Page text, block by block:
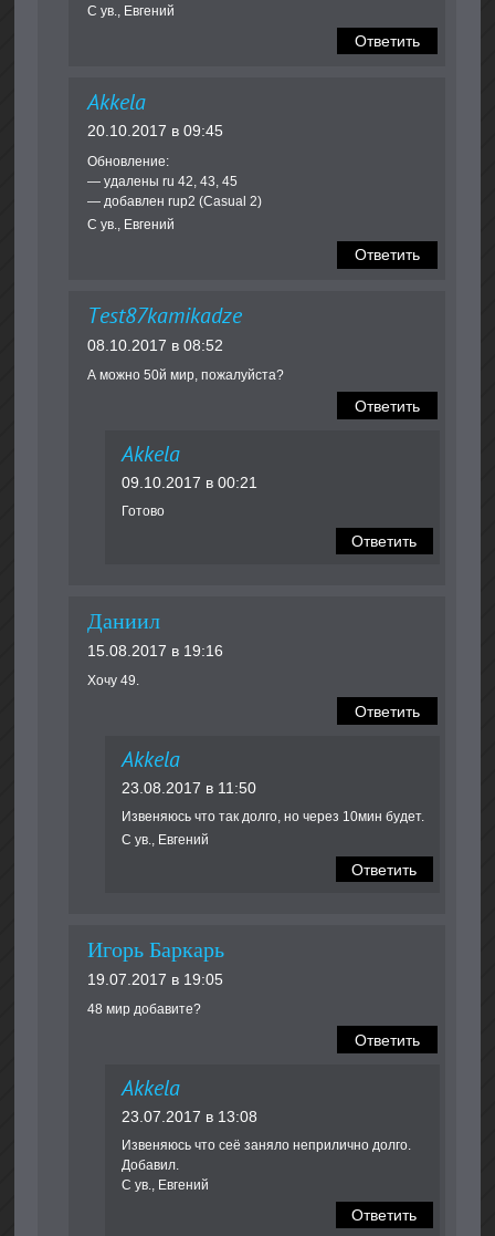
С ув., Евгений
Ответить
Akkela
20.10.2017 в 09:45
Обновление:
— удалены ru 42, 43, 45
— добавлен rup2 (Casual 2)
С ув., Евгений
Ответить
Test87kamikadze
08.10.2017 в 08:52
А можно 50й мир, пожалуйста?
Ответить
Akkela
09.10.2017 в 00:21
Готово
Ответить
Даниил
15.08.2017 в 19:16
Хочу 49.
Ответить
Akkela
23.08.2017 в 11:50
Извеняюсь что так долго, но через 10мин будет.
С ув., Евгений
Ответить
Игорь Баркарь
19.07.2017 в 19:05
48 мир добавите?
Ответить
Akkela
23.07.2017 в 13:08
Извеняюсь что сеё заняло неприлично долго.
Добавил.
С ув., Евгений
Ответить